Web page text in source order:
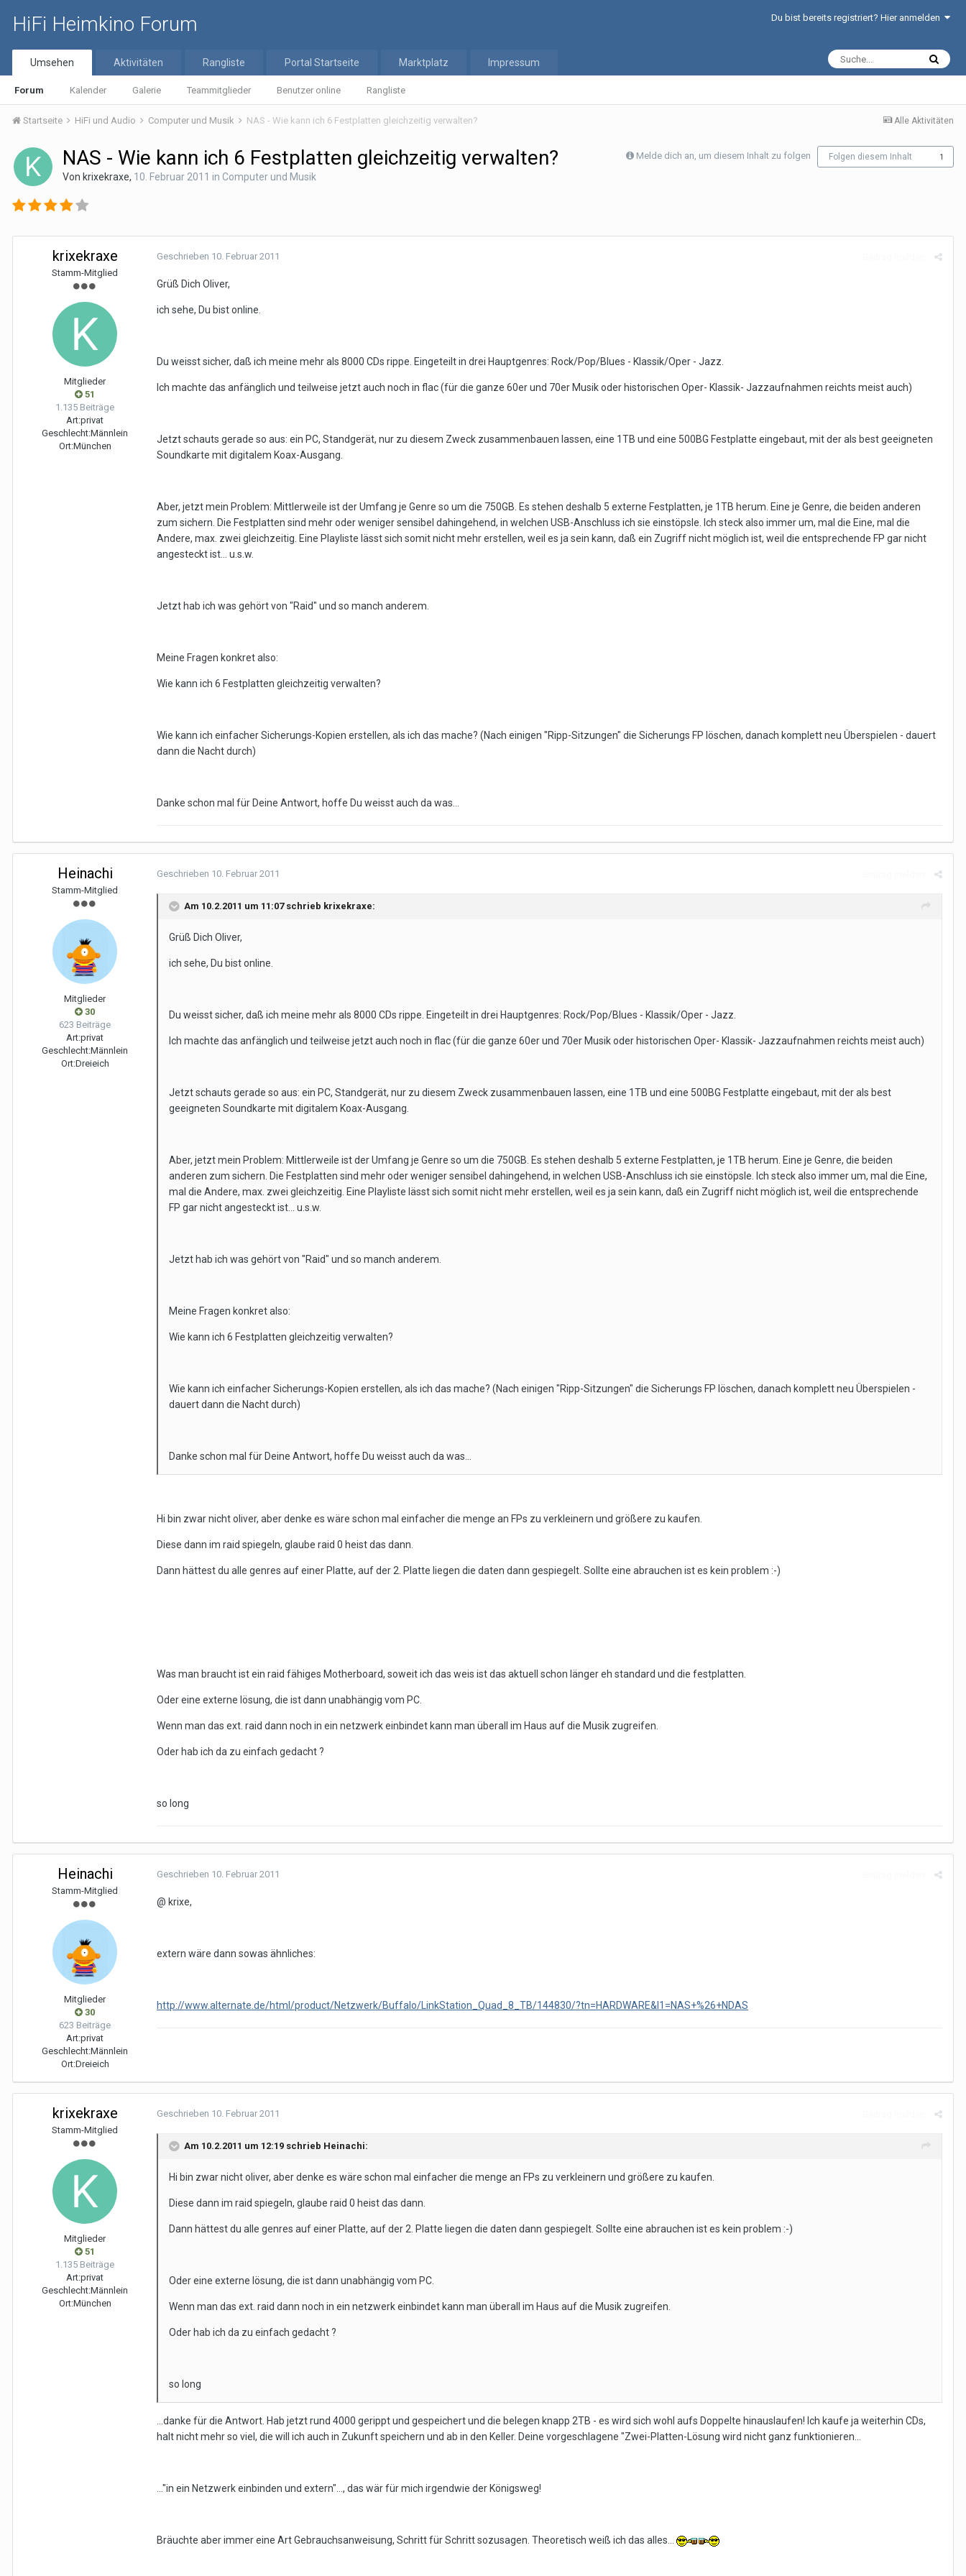
HiFi Heimkino Forum Du bist bereits registriert? Hier anmelden
Umsehen
Forum Kalender Galerie Teammitglieder Benutzer online Rangliste
Aktivitäten Rangliste Portal Startseite Marktplatz Impressum
Alle Aktivitäten
Startseite HiFi und Audio Computer und Musik NAS - Wie kann ich 6 Festplatten gleichzeitig verwalten?
Melde dich an, um diesem Inhalt zu folgen Folgen diesem Inhalt 1
NAS - Wie kann ich 6 Festplatten gleichzeitig verwalten?
Von krixekraxe, 10. Februar 2011 in Computer und Musik
krixekraxe
Stamm-Mitglied
Mitglieder
51
1.135 Beiträge
Art:privat
Geschlecht:Männlein
Ort:München
Geschrieben 10. Februar 2011
Grüß Dich Oliver,
ich sehe, Du bist online.
Du weisst sicher, daß ich meine mehr als 8000 CDs rippe. Eingeteilt in drei Hauptgenres: Rock/Pop/Blues - Klassik/Oper - Jazz.
Ich machte das anfänglich und teilweise jetzt auch noch in flac (für die ganze 60er und 70er Musik oder historischen Oper- Klassik- Jazzaufnahmen reichts meist auch)
Jetzt schauts gerade so aus: ein PC, Standgerät, nur zu diesem Zweck zusammenbauen lassen, eine 1TB und eine 500BG Festplatte eingebaut, mit der als best geeigneten
Soundkarte mit digitalem Koax-Ausgang.
Aber, jetzt mein Problem: Mittlerweile ist der Umfang je Genre so um die 750GB. Es stehen deshalb 5 externe Festplatten, je 1TB herum. Eine je Genre, die beiden anderen
zum sichern. Die Festplatten sind mehr oder weniger sensibel dahingehend, in welchen USB-Anschluss ich sie einstöpsle. Ich steck also immer um, mal die Eine, mal die
Andere, max. zwei gleichzeitig. Eine Playliste lässt sich somit nicht mehr erstellen, weil es ja sein kann, daß ein Zugriff nicht möglich ist, weil die entsprechende FP gar nicht
angesteckt ist... u.s.w.
Jetzt hab ich was gehört von "Raid" und so manch anderem.
Meine Fragen konkret also:
Wie kann ich 6 Festplatten gleichzeitig verwalten?
Wie kann ich einfacher Sicherungs-Kopien erstellen, als ich das mache? (Nach einigen "Ripp-Sitzungen" die Sicherungs FP löschen, danach komplett neu Überspielen - dauert
dann die Nacht durch)
Danke schon mal für Deine Antwort, hoffe Du weisst auch da was...
Heinachi
Stamm-Mitglied
Mitglieder
30
623 Beiträge
Art:privat
Geschlecht:Männlein
Ort:Dreieich
Geschrieben 10. Februar 2011
Am 10.2.2011 um 11:07 schrieb krixekraxe:
Grüß Dich Oliver,
ich sehe, Du bist online.
Du weisst sicher, daß ich meine mehr als 8000 CDs rippe. Eingeteilt in drei Hauptgenres: Rock/Pop/Blues - Klassik/Oper - Jazz.
Ich machte das anfänglich und teilweise jetzt auch noch in flac (für die ganze 60er und 70er Musik oder historischen Oper- Klassik- Jazzaufnahmen reichts meist auch)
Jetzt schauts gerade so aus: ein PC, Standgerät, nur zu diesem Zweck zusammenbauen lassen, eine 1TB und eine 500BG Festplatte eingebaut, mit der als best
geeigneten Soundkarte mit digitalem Koax-Ausgang.
Aber, jetzt mein Problem: Mittlerweile ist der Umfang je Genre so um die 750GB. Es stehen deshalb 5 externe Festplatten, je 1TB herum. Eine je Genre, die beiden
anderen zum sichern. Die Festplatten sind mehr oder weniger sensibel dahingehend, in welchen USB-Anschluss ich sie einstöpsle. Ich steck also immer um, mal die Eine,
mal die Andere, max. zwei gleichzeitig. Eine Playliste lässt sich somit nicht mehr erstellen, weil es ja sein kann, daß ein Zugriff nicht möglich ist, weil die entsprechende
FP gar nicht angesteckt ist... u.s.w.
Jetzt hab ich was gehört von "Raid" und so manch anderem.
Meine Fragen konkret also:
Wie kann ich 6 Festplatten gleichzeitig verwalten?
Wie kann ich einfacher Sicherungs-Kopien erstellen, als ich das mache? (Nach einigen "Ripp-Sitzungen" die Sicherungs FP löschen, danach komplett neu Überspielen -
dauert dann die Nacht durch)
Danke schon mal für Deine Antwort, hoffe Du weisst auch da was...
Hi bin zwar nicht oliver, aber denke es wäre schon mal einfacher die menge an FPs zu verkleinern und größere zu kaufen.
Diese dann im raid spiegeln, glaube raid 0 heist das dann.
Dann hättest du alle genres auf einer Platte, auf der 2. Platte liegen die daten dann gespiegelt. Sollte eine abrauchen ist es kein problem :-)
Was man braucht ist ein raid fähiges Motherboard, soweit ich das weis ist das aktuell schon länger eh standard und die festplatten.
Oder eine externe lösung, die ist dann unabhängig vom PC.
Wenn man das ext. raid dann noch in ein netzwerk einbindet kann man überall im Haus auf die Musik zugreifen.
Oder hab ich da zu einfach gedacht ?
so long
Heinachi
Stamm-Mitglied
Mitglieder
30
623 Beiträge
Art:privat
Geschlecht:Männlein
Ort:Dreieich
Geschrieben 10. Februar 2011
@ krixe,
extern wäre dann sowas ähnliches:
http://www.alternate.de/html/product/Netzwerk/Buffalo/LinkStation_Quad_8_TB/144830/?tn=HARDWARE&l1=NAS+%26+NDAS
krixekraxe
Stamm-Mitglied
Mitglieder
51
1.135 Beiträge
Art:privat
Geschlecht:Männlein
Ort:München
Geschrieben 10. Februar 2011
Am 10.2.2011 um 12:19 schrieb Heinachi:
Hi bin zwar nicht oliver, aber denke es wäre schon mal einfacher die menge an FPs zu verkleinern und größere zu kaufen.
Diese dann im raid spiegeln, glaube raid 0 heist das dann.
Dann hättest du alle genres auf einer Platte, auf der 2. Platte liegen die daten dann gespiegelt. Sollte eine abrauchen ist es kein problem :-)
Oder eine externe lösung, die ist dann unabhängig vom PC.
Wenn man das ext. raid dann noch in ein netzwerk einbindet kann man überall im Haus auf die Musik zugreifen.
Oder hab ich da zu einfach gedacht ?
so long
...danke für die Antwort. Hab jetzt rund 4000 gerippt und gespeichert und die belegen knapp 2TB - es wird sich wohl aufs Doppelte hinauslaufen! Ich kaufe ja weiterhin CDs,
halt nicht mehr so viel, die will ich auch in Zukunft speichern und ab in den Keller. Deine vorgeschlagene "Zwei-Platten-Lösung wird nicht ganz funktionieren...
..."in ein Netzwerk einbinden und extern"..., das wär für mich irgendwie der Königsweg!
Bräuchte aber immer eine Art Gebrauchsanweisung, Schritt für Schritt sozusagen. Theoretisch weiß ich das alles...